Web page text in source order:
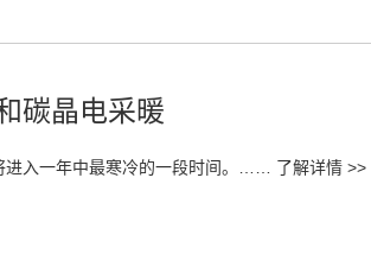
碳晶电采暖
进入一年中最寒冷的一段时间。…… 了解详情 >>